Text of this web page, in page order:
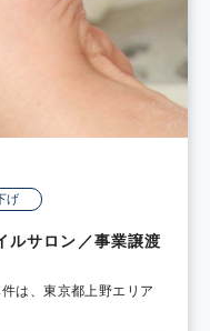
げ
ルサロン／事業譲渡
は、東京都上野エリア